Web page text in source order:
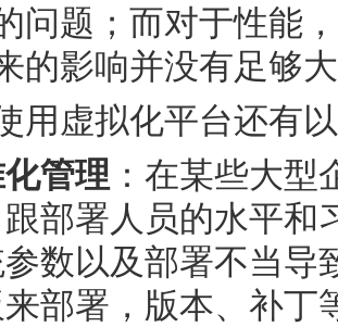
问题；而对于性能
的影响并没有足够
用虚拟化平台还有
管理 ：在某些大
部署人员的水平和
数以及部署不当导
部署，版本、补丁